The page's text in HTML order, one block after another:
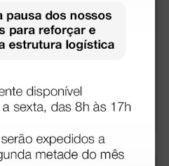
Sigma F.O. LED com c
abo recarregável e e
stojo - preto
(Preço sem IVA)
mais opções